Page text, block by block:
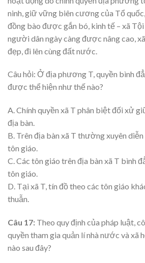
ninh, giữ vững biên cương của Tổ
đồng bào được gắn bó, kinh tế – xã
người dân ngày càng được nâng cao,
đẹp, đi lên cùng đất nước.
Câu hỏi: Ở địa phương T, quyền bình
được thể hiện như thế nào?
A. Chính quyền xã T phân biệt đối xử
địa bàn.
B. Trên địa bàn xã T thường xuyên
tôn giáo.
C. Các tôn giáo trên địa bàn xã T bình
tôn giáo.
D. Tại xã T, tín đồ theo các tôn giáo
thuẫn.
Câu 17: Theo quy định của pháp luật,
quyền tham gia quản lí nhà nước và
nào sau đây?